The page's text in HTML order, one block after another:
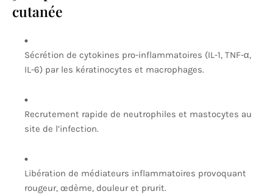
cutanée
Sécrétion de cytokines pro-inflammatoires (IL-1, TNF-α,
IL-6) par les kératinocytes et macrophages.
Recrutement rapide de neutrophiles et mastocytes au
site de l’infection.
Libération de médiateurs inflammatoires provoquant
rougeur, œdème, douleur et prurit.